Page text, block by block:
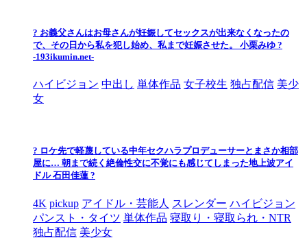
? お義父さんはお母さんが妊娠してセックスが出来なくなったの
で、その日から私を犯し始め、私まで妊娠させた。 小栗みゆ ?
-193ikumin.net-
ハイビジョン 中出し 単体作品 女子校生 独占配信 美少
女
? ロケ先で軽蔑している中年セクハラプロデューサーとまさか相部
屋に… 朝まで続く絶倫性交に不覚にも感じてしまった地上波アイ
ドル 石田佳蓮 ?
4K pickup アイドル・芸能人 スレンダー ハイビジョン
パンスト・タイツ 単体作品 寝取り・寝取られ・NTR
独占配信 美少女